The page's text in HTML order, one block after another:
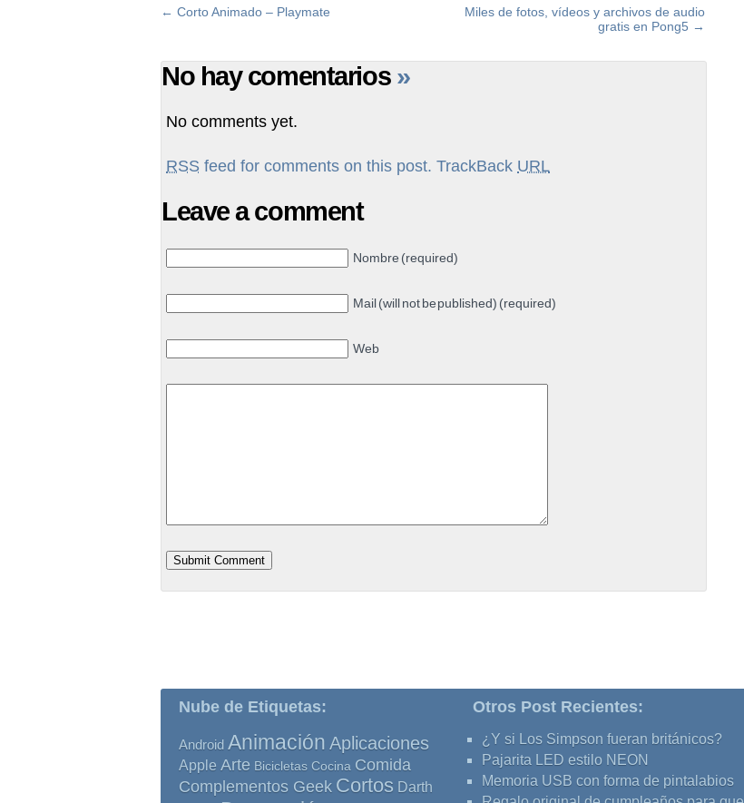
Miles de fotos, vídeos y archivos de audio
gratis en Pong5 →
← Corto Animado – Playmate
No hay comentarios »
No comments yet.
RSS feed for comments on this post. TrackBack URL
Leave a comment
Nombre (required)
Mail (will not be published) (required)
Web
Nube de Etiquetas:
Android Animación Aplicaciones
Apple Arte Bicicletas Cocina Comida
Complementos Geek Cortos Darth
Otros Post Recientes:
¿Y si Los Simpson fueran británicos?
Pajarita LED estilo NEON
Memoria USB con forma de pintalabios